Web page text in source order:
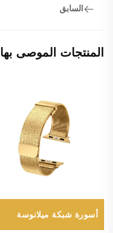
السابق
المنتجات الموصى بها
أسورة شبكة ميلانوسة